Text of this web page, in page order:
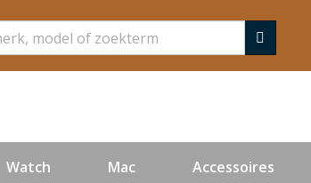
Watch Mac Accessoires